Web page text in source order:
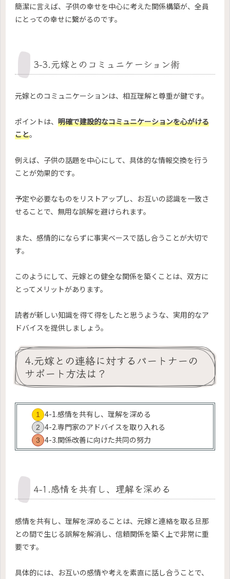
簡潔に言えば、子供の幸せを中心に考えた関係構築が、全員
にとっての幸せに繋がるのです。
3-3.元嫁とのコミュニケーション術
元嫁とのコミュニケーションは、相互理解と尊重が鍵です。
ポイントは、 明確で建設的なコミュニケーションを心がける
こと。
例えば、子供の話題を中心にして、具体的な情報交換を行う
ことが効果的です。
予定や必要なものをリストアップし、お互いの認識を一致さ
せることで、無用な誤解を避けられます。
また、感情的にならずに事実ベースで話し合うことが大切で
す。
このようにして、元嫁との健全な関係を築くことは、双方に
とってメリットがあります。
読者が新しい知識を得て得をしたと思うような、実用的なア
ドバイスを提供しましょう。
4.元嫁との連絡に対するパートナーの
サポート方法は？
4-1.感情を共有し、理解を深める
4-2.専門家のアドバイスを取り入れる
4-3.関係改善に向けた共同の努力
4-1.感情を共有し、理解を深める
感情を共有し、理解を深めることは、元嫁と連絡を取る旦那
との間で生じる誤解を解消し、信頼関係を築く上で非常に重
要です。
具体的には、お互いの感情や考えを素直に話し合うことで、